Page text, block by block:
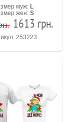
муж: L
жен: S
1613 грн.
253223